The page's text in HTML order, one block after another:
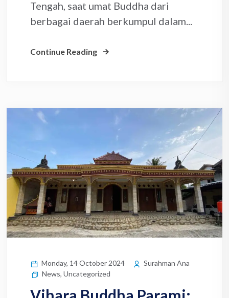
Tengah, saat umat Buddha dari
berbagai daerah berkumpul dalam...
Continue Reading
Monday, 14 October 2024
Surahman Ana
News, Uncategorized